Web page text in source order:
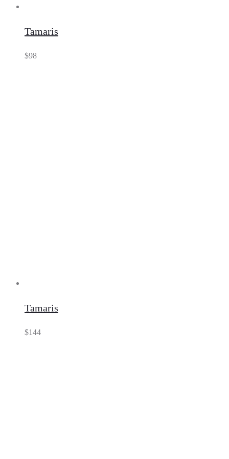
Tamaris
$98
Tamaris
$144